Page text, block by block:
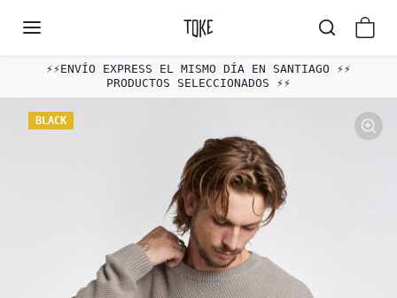
⚡️⚡️ENVÍO EXPRESS EL MISMO DÍA EN SANTIAGO ⚡️⚡️
PRODUCTOS SELECCIONADOS ⚡️⚡️
BLACK